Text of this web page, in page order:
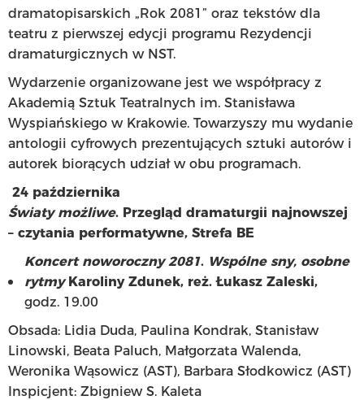
dramatopisarskich „Rok 2081” oraz tekstów dla
teatru z pierwszej edycji programu Rezydencji
dramaturgicznych w NST.
Wydarzenie organizowane jest we współpracy z
Akademią Sztuk Teatralnych im. Stanisława
Wyspiańskiego w Krakowie. Towarzyszy mu wydanie
antologii cyfrowych prezentujących sztuki autorów i
autorek biorących udział w obu programach.
24 października
Światy możliwe. Przegląd dramaturgii najnowszej
– czytania performatywne, Strefa BE
Koncert noworoczny 2081. Wspólne sny, osobne
rytmyKaroliny Zdunek, reż. Łukasz Zaleski,
godz. 19.00
Obsada: Lidia Duda, Paulina Kondrak, Stanisław
Linowski, Beata Paluch, Małgorzata Walenda,
Weronika Wąsowicz (AST), Barbara Słodkowicz (AST)
Inspicjent: Zbigniew S. Kaleta